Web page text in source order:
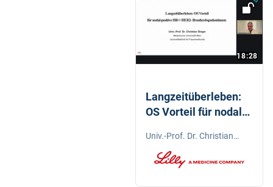
18:28
Langzeitüberleben:
OS Vorteil für nodal-
Brustkrebspatientinn
en
Univ.-Prof. Dr. Christian